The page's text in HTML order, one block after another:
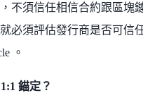
不須信任相信合約跟區塊
必須評估發行商是否可信
。
錨定？